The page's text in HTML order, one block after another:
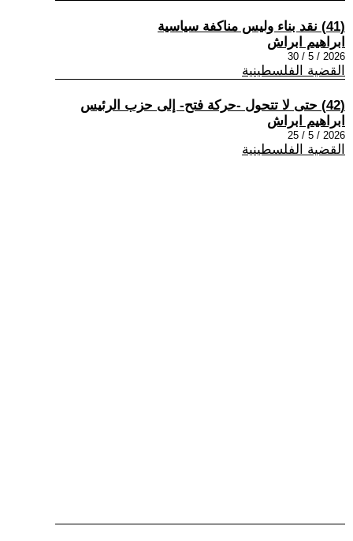
(41) نقد بناء وليس مناكفة سياسية
ابراهيم ابراش
2026 / 5 / 30
القضية الفلسطينية
(42) حتى لا تتحول -حركة فتح- إلى حزب الرئيس
ابراهيم ابراش
2026 / 5 / 25
القضية الفلسطينية